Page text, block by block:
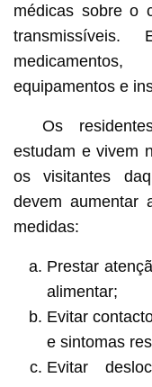
médicas sobre o
transmissíveis.
equipamentos e
Os
estudam e vivem
os visitantes
devem aumentar
medidas:
Prestar
alimentar;
Evitar
e sintomas
Evitar